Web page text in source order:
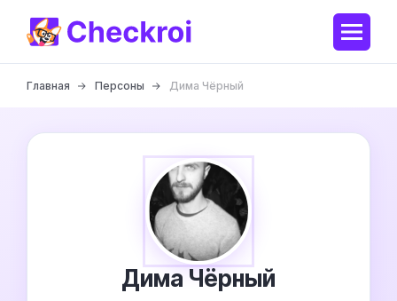
Главная Персоны Дима Чёрный
Дима Чёрный